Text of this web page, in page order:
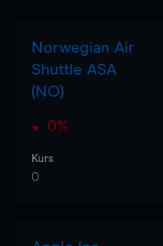
Norwegian Air
Shuttle ASA
(NO)
0%
Kurs
0